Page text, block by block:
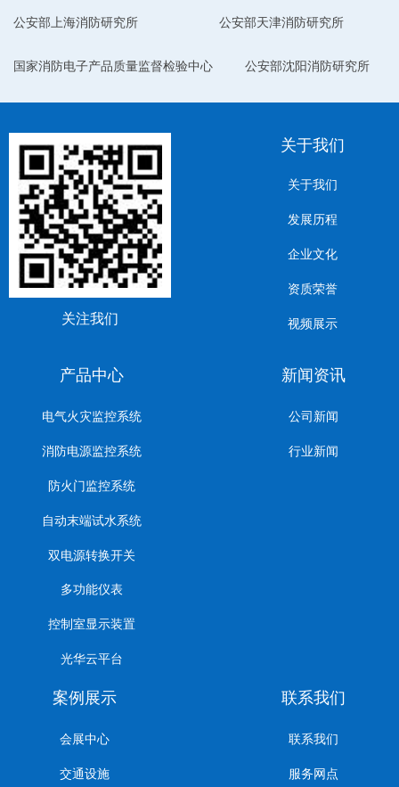
关注我们
关于我们
关于我们
发展历程
企业文化
资质荣誉
视频展示
产品中心
电气火灾监控系统
消防电源监控系统
防火门监控系统
自动末端试水系统
双电源转换开关
多功能仪表
控制室显示装置
光华云平台
新闻资讯
公司新闻
行业新闻
案例展示
会展中心
交通设施
联系我们
联系我们
服务网点
公安部上海消防研究所 公安部天津消防研究所
国家消防电子产品质量监督检验中心 公安部沈阳消防研究所